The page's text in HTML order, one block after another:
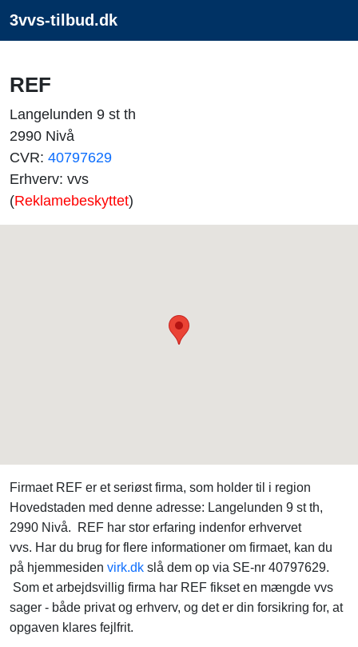
3vvs-tilbud.dk
REF
Langelunden 9 st th
2990 Nivå
CVR: 40797629
Erhverv: vvs
(Reklamebeskyttet)
Firmaet REF er et seriøst firma, som holder til i region
Hovedstaden med denne adresse: Langelunden 9 st th,
2990 Nivå. REF har stor erfaring indenfor erhvervet
vvs. Har du brug for flere informationer om firmaet, kan du
på hjemmesiden virk.dk slå dem op via SE-nr 40797629.
Som et arbejdsvillig firma har REF fikset en mængde vvs
sager - både privat og erhverv, og det er din forsikring for, at
opgaven klares fejlfrit.